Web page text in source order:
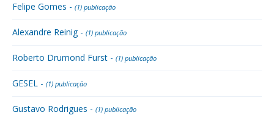
Felipe Gomes - (1) publicação
Alexandre Reinig - (1) publicação
Roberto Drumond Furst - (1) publicação
GESEL - (1) publicação
Gustavo Rodrigues - (1) publicação